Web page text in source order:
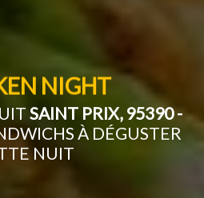
NIGHT
SAINT PRIX, 95390 -
À DÉGUSTER
NUIT